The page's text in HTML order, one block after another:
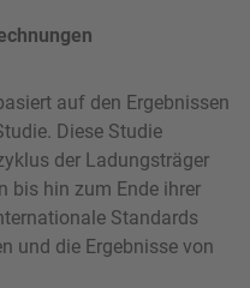
auf den Ergebnissen
Diese Studie
der Ladungsträger
bis hin zum Ende ihrer
Standards
und die Ergebnisse von